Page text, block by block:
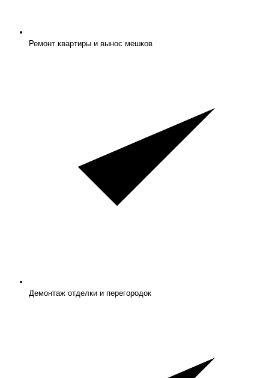
Ремонт квартиры и вынос мешков
Демонтаж отделки и перегородок